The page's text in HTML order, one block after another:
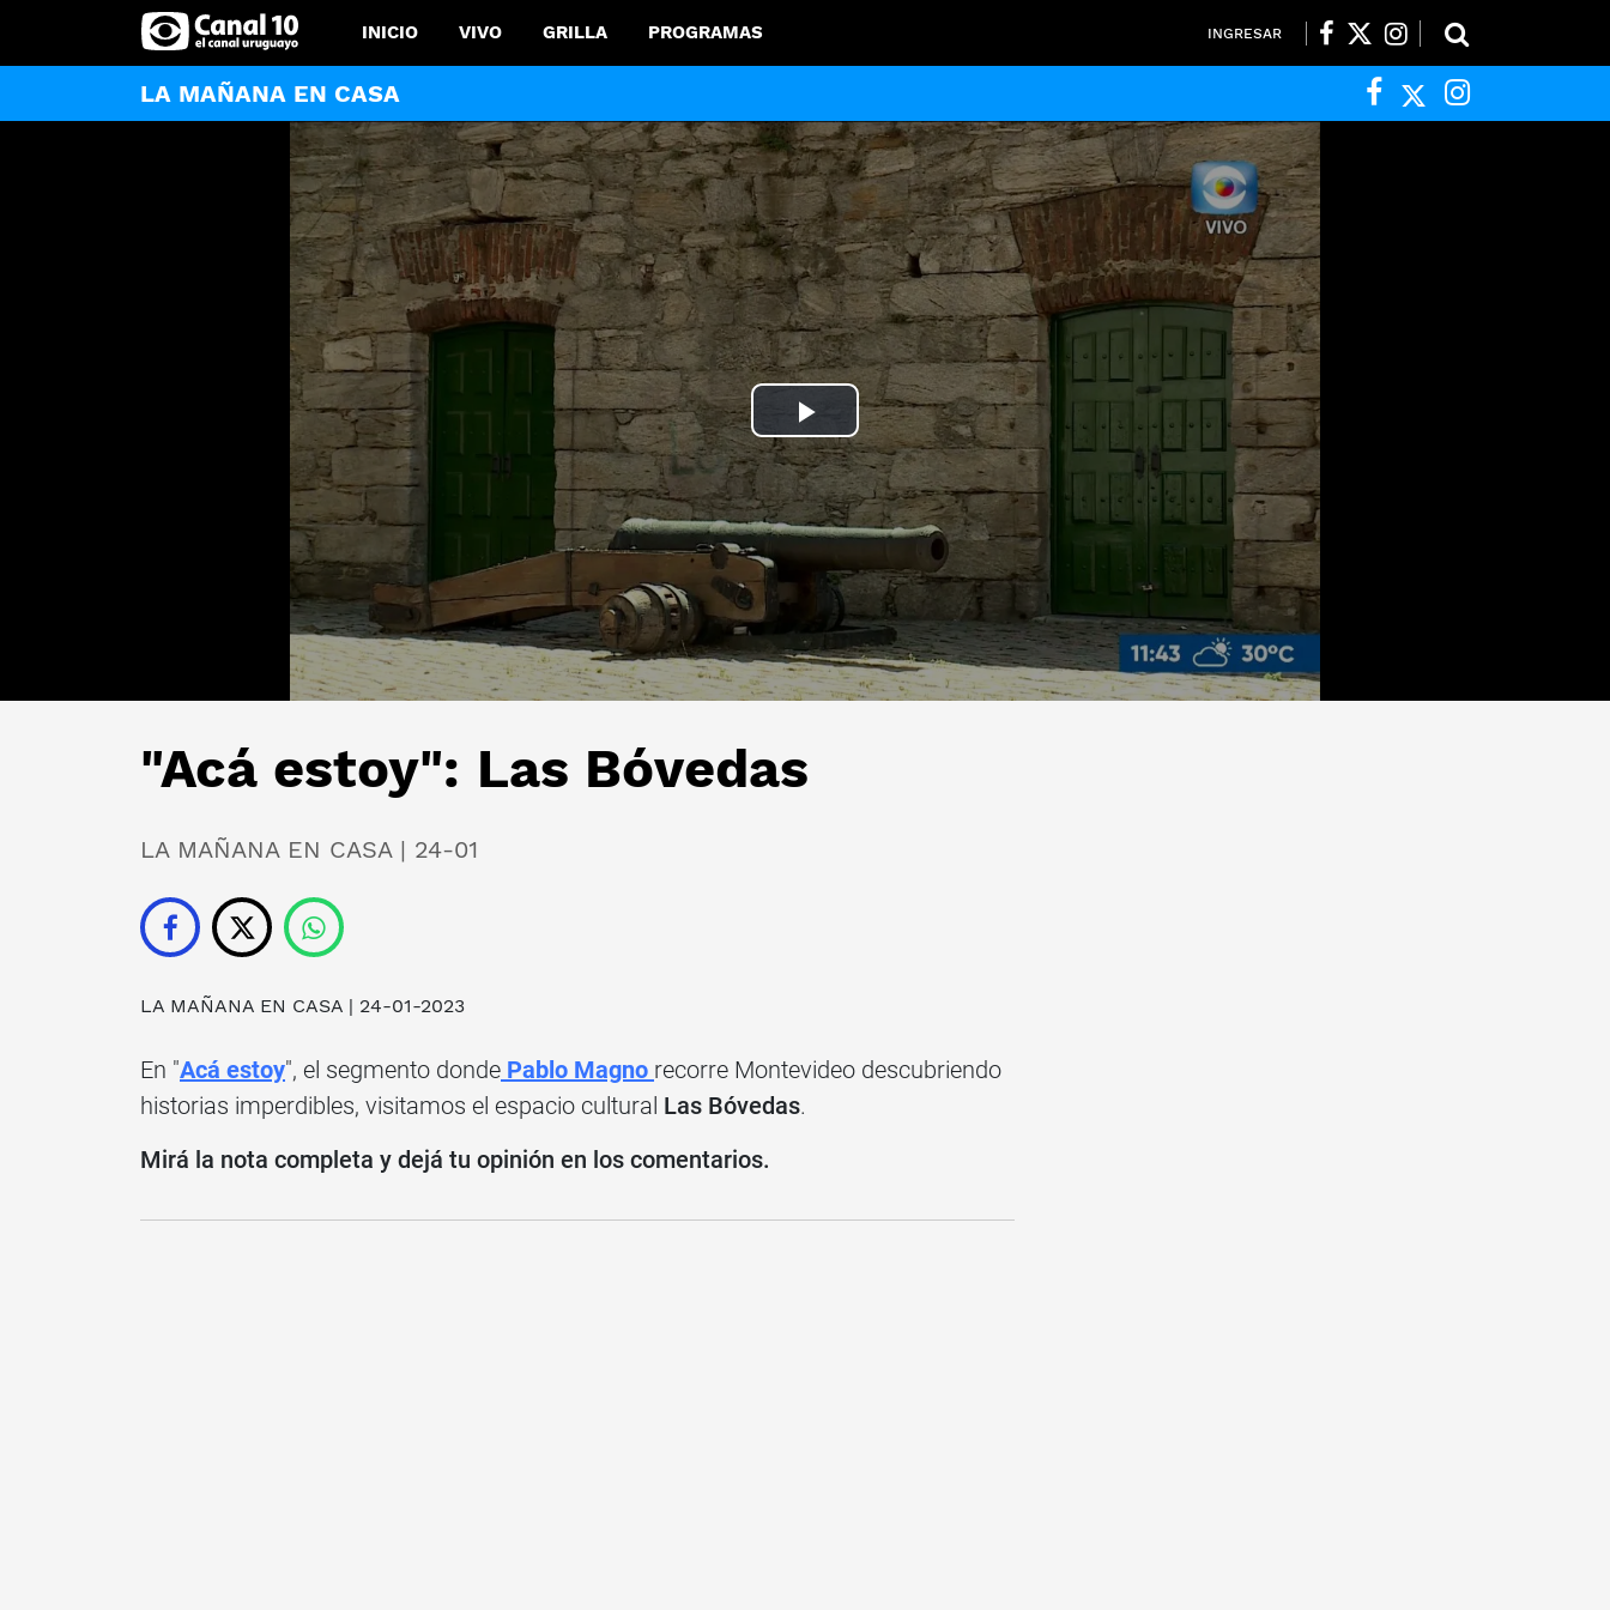
INICIO VIVO GRILLA PROGRAMAS INGRESAR
LA MAÑANA EN CASA
Play
Video
"Acá estoy": Las Bóvedas
LA MAÑANA EN CASA | 24-01
LA MAÑANA EN CASA | 24-01-2023
En "Acá estoy", el segmento donde Pablo Magno recorre Montevideo descubriendo
historias imperdibles, visitamos el espacio cultural Las Bóvedas.
Mirá la nota completa y dejá tu opinión en los comentarios.